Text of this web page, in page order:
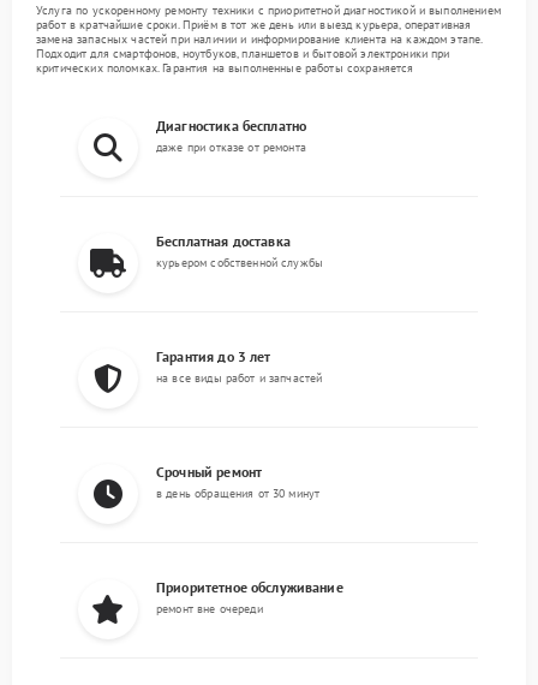
Услуга по ускоренному ремонту техники с приоритетной диагностикой и выполнением
работ в кратчайшие сроки. Приём в тот же день или выезд курьера, оперативная
замена запасных частей при наличии и информирование клиента на каждом этапе.
Подходит для смартфонов, ноутбуков, планшетов и бытовой электроники при
критических поломках. Гарантия на выполненные работы сохраняется
Диагностика бесплатно
даже при отказе от ремонта
Бесплатная доставка
курьером собственной службы
Гарантия до 3 лет
на все виды работ и запчастей
Срочный ремонт
в день обращения от 30 минут
Приоритетное обслуживание
ремонт вне очереди